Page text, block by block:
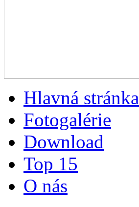
Hlavná stránka
Fotogalérie
Download
Top 15
O nás